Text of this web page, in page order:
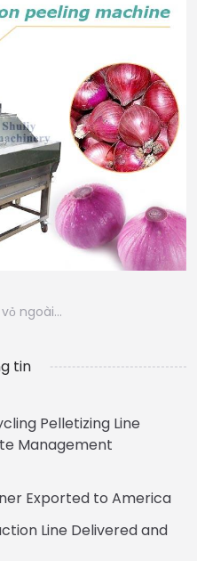
ngoài…
tin
Pelletizing Line
Management
Exported to America
Line Delivered and